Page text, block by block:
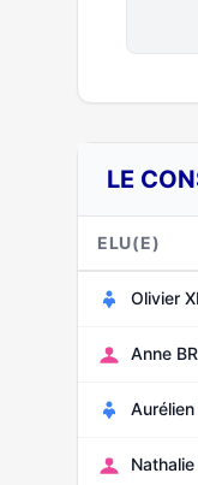
LE
ELU(E)
Olivier
Anne
Aurélien